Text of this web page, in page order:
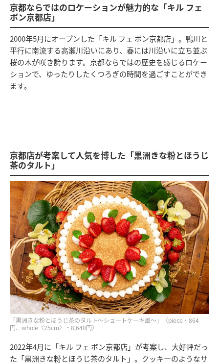
京都ならではのロケーションが魅力的な「キル フェ
ボン京都店」
2000年5月にオープンした「キル フェ ボン京都店」。鴨川と
平行に南流する高瀬川沿いにあり、春には川沿いに立ち並ぶ
桜の木が咲き誇ります。京都ならではの歴史を感じるロケー
ションで、ゆったりしたくつろぎの時間を過ごすことができ
ます。
京都店が考案して人気を博した「黒洲きな粉とほうじ
茶のタルト」
「黒洲きな粉とほうじ茶のタルト〜ショートケーキ風〜」（piece・864
円、whole〈25cm〉・8,640円）
2022年4月に「キル フェ ボン京都店」が考案し、大好評だっ
た「黒洲きな粉とほうじ茶のタルト」。クッキーのようなサ